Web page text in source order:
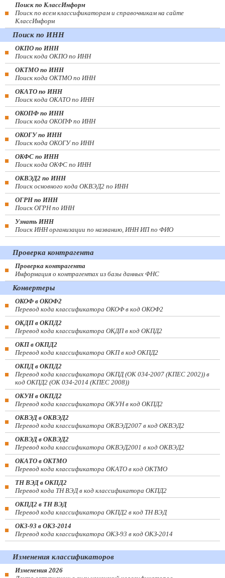
Поиск по КлассИнформ
Поиск по всем классификаторам и справочникам на сайте
КлассИнформ
Поиск по ИНН
ОКПО по ИНН
Поиск кода ОКПО по ИНН
ОКТМО по ИНН
Поиск кода ОКТМО по ИНН
ОКАТО по ИНН
Поиск кода ОКАТО по ИНН
ОКОПФ по ИНН
Поиск кода ОКОПФ по ИНН
ОКОГУ по ИНН
Поиск кода ОКОГУ по ИНН
ОКФС по ИНН
Поиск кода ОКФС по ИНН
ОКВЭД2 по ИНН
Поиск основного кода ОКВЭД2 по ИНН
ОГРН по ИНН
Поиск ОГРН по ИНН
Узнать ИНН
Поиск ИНН организации по названию, ИНН ИП по ФИО
Проверка контрагента
Проверка контрагента
Информация о контрагентах из базы данных ФНС
Конвертеры
ОКОФ в ОКОФ2
Перевод кода классификатора ОКОФ в код ОКОФ2
ОКДП в ОКПД2
Перевод кода классификатора ОКДП в код ОКПД2
ОКП в ОКПД2
Перевод кода классификатора ОКП в код ОКПД2
ОКПД в ОКПД2
Перевод кода классификатора ОКПД (ОК 034-2007 (КПЕС 2002)) в
код ОКПД2 (ОК 034-2014 (КПЕС 2008))
ОКУН в ОКПД2
Перевод кода классификатора ОКУН в код ОКПД2
ОКВЭД в ОКВЭД2
Перевод кода классификатора ОКВЭД2007 в код ОКВЭД2
ОКВЭД в ОКВЭД2
Перевод кода классификатора ОКВЭД2001 в код ОКВЭД2
ОКАТО в ОКТМО
Перевод кода классификатора ОКАТО в код ОКТМО
ТН ВЭД в ОКПД2
Перевод кода ТН ВЭД в код классификатора ОКПД2
ОКПД2 в ТН ВЭД
Перевод кода классификатора ОКПД2 в код ТН ВЭД
ОКЗ-93 в ОКЗ-2014
Перевод кода классификатора ОКЗ-93 в код ОКЗ-2014
Изменения классификаторов
Изменения 2026